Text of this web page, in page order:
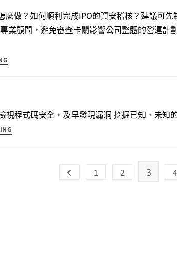
麼做？如何順利完成IPO的資安稽核？建議可
業顧問，避免審查卡關影響公司整體的營運計
視程式碼安全，及早發現漏洞 挖掘已知、未知
1 2 3 4